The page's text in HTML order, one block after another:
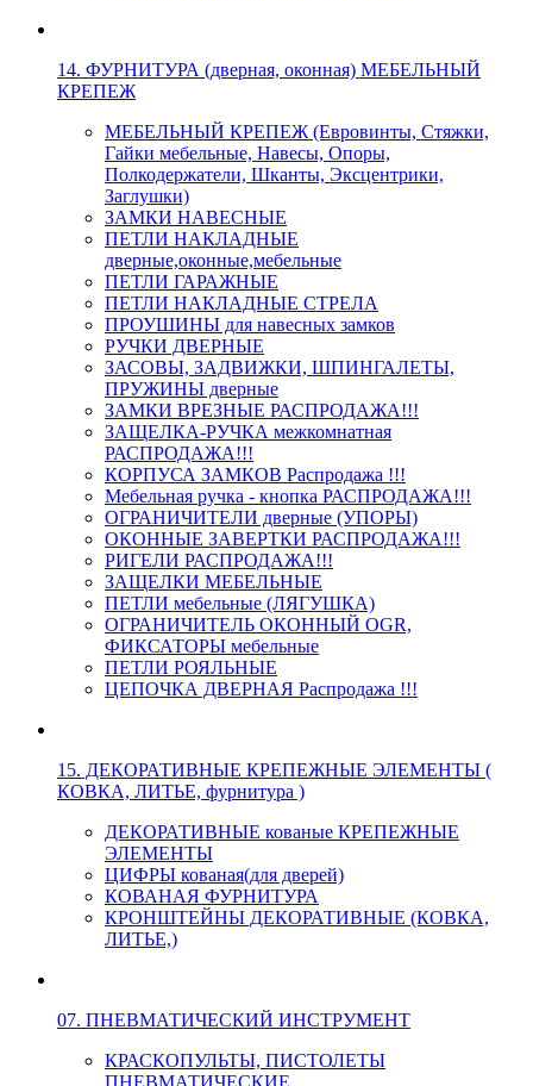
14. ФУРНИТУРА (дверная, оконная) МЕБЕЛЬНЫЙ
КРЕПЕЖ
МЕБЕЛЬНЫЙ КРЕПЕЖ (Евровинты, Стяжки,
Гайки мебельные, Навесы, Опоры,
Полкодержатели, Шканты, Эксцентрики,
Заглушки)
ЗАМКИ НАВЕСНЫЕ
ПЕТЛИ НАКЛАДНЫЕ
дверные,оконные,мебельные
ПЕТЛИ ГАРАЖНЫЕ
ПЕТЛИ НАКЛАДНЫЕ СТРЕЛА
ПРОУШИНЫ для навесных замков
РУЧКИ ДВЕРНЫЕ
ЗАСОВЫ, ЗАДВИЖКИ, ШПИНГАЛЕТЫ,
ПРУЖИНЫ дверные
ЗАМКИ ВРЕЗНЫЕ РАСПРОДАЖА!!!
ЗАЩЕЛКА-РУЧКА межкомнатная
РАСПРОДАЖА!!!
КОРПУСА ЗАМКОВ Распродажа !!!
Мебельная ручка - кнопка РАСПРОДАЖА!!!
ОГРАНИЧИТЕЛИ дверные (УПОРЫ)
ОКОННЫЕ ЗАВЕРТКИ РАСПРОДАЖА!!!
РИГЕЛИ РАСПРОДАЖА!!!
ЗАЩЕЛКИ МЕБЕЛЬНЫЕ
ПЕТЛИ мебельные (ЛЯГУШКА)
ОГРАНИЧИТЕЛЬ ОКОННЫЙ OGR,
ФИКСАТОРЫ мебельные
ПЕТЛИ РОЯЛЬНЫЕ
ЦЕПОЧКА ДВЕРНАЯ Распродажа !!!
15. ДЕКОРАТИВНЫЕ КРЕПЕЖНЫЕ ЭЛЕМЕНТЫ (
КОВКА, ЛИТЬЕ, фурнитура )
ДЕКОРАТИВНЫЕ кованые КРЕПЕЖНЫЕ
ЭЛЕМЕНТЫ
ЦИФРЫ кованая(для дверей)
КОВАНАЯ ФУРНИТУРА
КРОНШТЕЙНЫ ДЕКОРАТИВНЫЕ (КОВКА,
ЛИТЬЕ,)
07. ПНЕВМАТИЧЕСКИЙ ИНСТРУМЕНТ
КРАСКОПУЛЬТЫ, ПИСТОЛЕТЫ
ПНЕВМАТИЧЕСКИЕ